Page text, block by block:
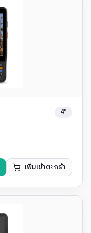
4"
เพิ่มเข้าตะกร้า